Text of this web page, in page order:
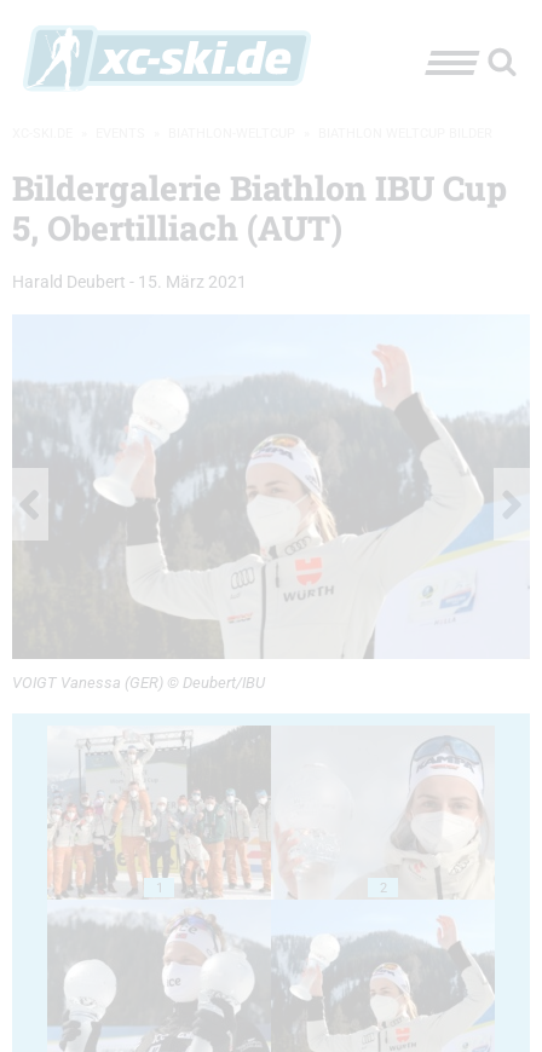
Bildergalerie Biathlon IBU Cup
5, Obertilliach (AUT)
Harald Deubert - 15. März 2021
VOIGT Vanessa (GER) © Deubert/IBU
1 2